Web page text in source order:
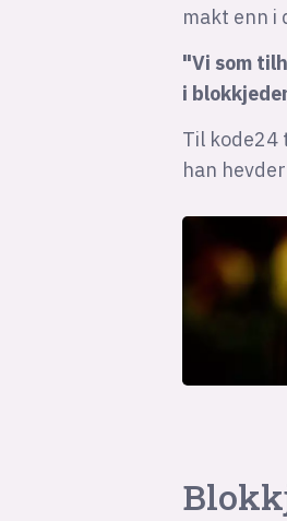
makt enn i
"Vi som
i
Til kode24
han